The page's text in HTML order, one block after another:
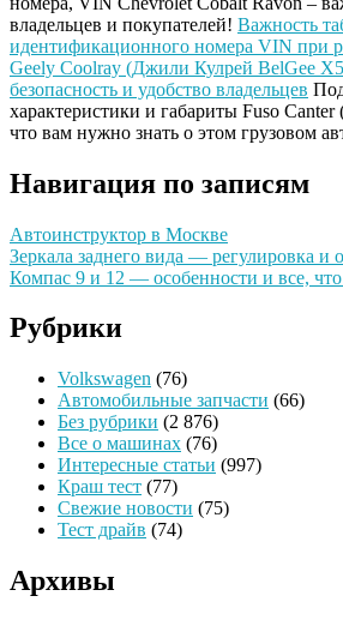
владельцев и покупателей! Важность
идентификационного номера VIN при
Geely Coolray (Джили Кулрей BelGee
безопасность и удобство владельцев
характеристики и габариты Fuso
что вам нужно знать о этом грузовом
Навигация по записям
Автоинструктор в Москве
Зеркала заднего вида — регулировка
Компас 9 и 12 — особенности и все,
Рубрики
Volkswagen (76)
Автомобильные запчасти (66)
Без рубрики (2 876)
Все о машинах (76)
Интересные статьи (997)
Краш тест (77)
Свежие новости (75)
Тест драйв (74)
Архивы